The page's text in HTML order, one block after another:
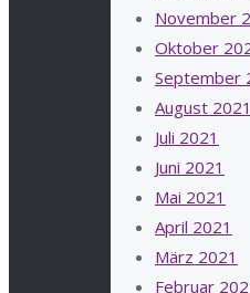
November
Oktober
September
August 2021
Juli 2021
Juni 2021
Mai 2021
April 2021
März 2021
Februar